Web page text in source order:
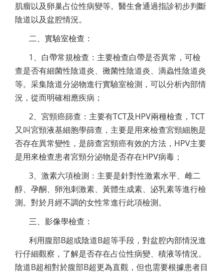
肌瘤以及卵巢占位性病變等。醫生會通過指診初步判斷
陰道以及盆腔情況。
二、實驗室檢查：
1、白帶常規檢查：主要檢查白帶是否異常，可檢
查是否有細菌性陰道炎、黴菌性陰道炎、滴蟲性陰道炎
等。采集陰道分泌物進行實驗室檢測，可以分析內部情
況，從而明確相應疾病；
2、宮頸癌篩查：主要有TCT及HPV兩種檢查，TCT
又叫宮頸液基細胞學篩查，主要是用來檢查宮頸細胞是
否存在異常變性，是篩查宮頸癌有效的方法，HPV主要
是用來檢查患者宮頸分泌物是否存在HPV病毒；
3、激素六項檢測：主要是針對性激素水平、雌二
醇、孕酮、卵泡刺激素、黃體生成素、泌乳素等進行檢
測。對於月經不調的女性常進行此項檢測。
三、影像學檢查：
利用腹部B超或陰道B超等手段，對盆腔內部情況進
行仔細觀察，了解是否存在占位性病變、積液等情況。
陰道B超相對於腹部B超更為直觀，但也需要根據患者目